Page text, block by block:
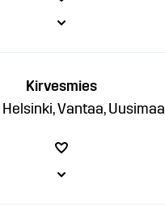
Kirvesmies
Helsinki, Vantaa, Uusimaa